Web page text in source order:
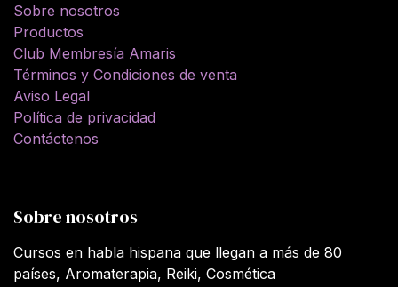
Sobre nosotros
Productos
Club Membresía Amaris
Términos y Condiciones de venta
Aviso Legal
Política de privacidad
Contáctenos
Sobre nosotros
Cursos en habla hispana que llegan a más de 80
países, Aromaterapia, Reiki, Cosmética